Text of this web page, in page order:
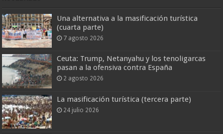
Una alternativa a la masificación turística
(cuarta parte)
7 agosto 2026
Ceuta: Trump, Netanyahu y los tenoligarcas
pasan a la ofensiva contra España
2 agosto 2026
La masificación turística (tercera parte)
24 julio 2026